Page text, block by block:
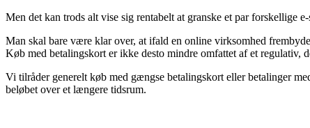
Men det kan trods alt vise sig rentabelt at granske et par forskellige
Man skal bare være klar over, at ifald en online virksomhed
Køb med betalingskort er ikke desto mindre omfattet af et regulativ,
Vi tilråder generelt køb med gængse betalingskort eller betalinger
beløbet over et længere tidsrum.